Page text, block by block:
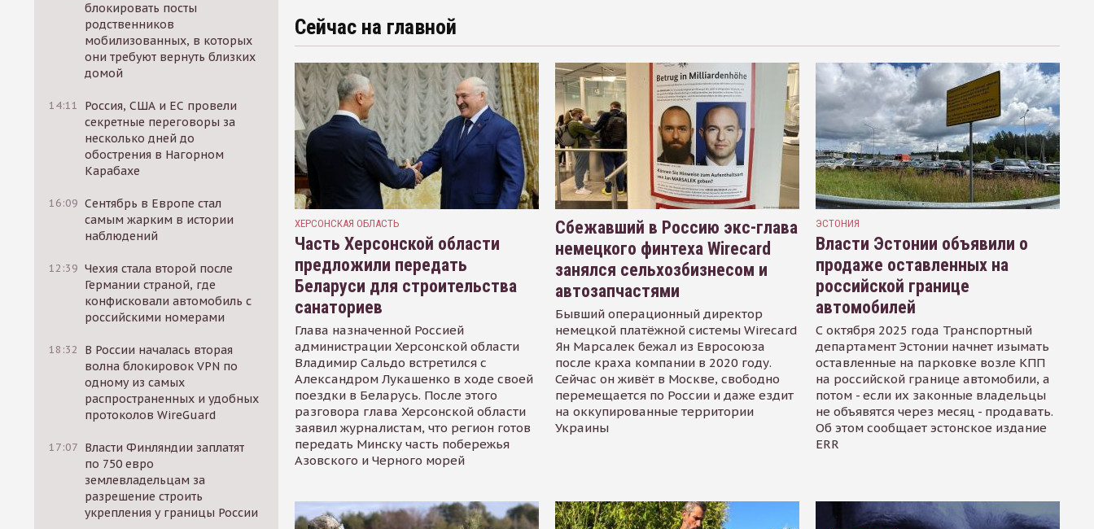
блокировать посты
родственников
мобилизованных, в которых
они требуют вернуть близких
домой
14:11
Россия, США и ЕС провели
секретные переговоры за
несколько дней до
обострения в Нагорном
Карабахе
16:09 Сентябрь в Европе стал
самым жарким в истории
наблюдений
12:39 Чехия стала второй после
Германии страной, где
конфисковали автомобиль с
российскими номерами
18:32
В России началась вторая
волна блокировок VPN по
одному из самых
распространенных и удобных
протоколов WireGuard
17:07 Власти Финляндии заплатят
по 750 евро
землевладельцам за
разрешение строить
укрепления у границы России
Сейчас на главной
ХЕРСОНСКАЯ ОБЛАСТЬ
Часть Херсонской области
предложили передать
Беларуси для строительства
санаториев
Глава назначенной Россией
администрации Херсонской области
Владимир Сальдо встретился с
Александром Лукашенко в ходе своей
поездки в Беларусь. После этого
разговора глава Херсонской области
заявил журналистам, что регион готов
передать Минску часть побережья
Азовского и Черного морей
Сбежавший в Россию экс-глава
немецкого финтеха Wirecard
занялся сельхозбизнесом и
автозапчастями
Бывший операционный директор
немецкой платёжной системы Wirecard
Ян Марсалек бежал из Евросоюза
после краха компании в 2020 году.
Сейчас он живёт в Москве, свободно
перемещается по России и даже ездит
на оккупированные территории
Украины
ЭСТОНИЯ
Власти Эстонии объявили о
продаже оставленных на
российской границе
автомобилей
С октября 2025 года Транспортный
департамент Эстонии начнет изымать
оставленные на парковке возле КПП
на российской границе автомобили, а
потом - если их законные владельцы
не объявятся через месяц - продавать.
Об этом сообщает эстонское издание
ERR